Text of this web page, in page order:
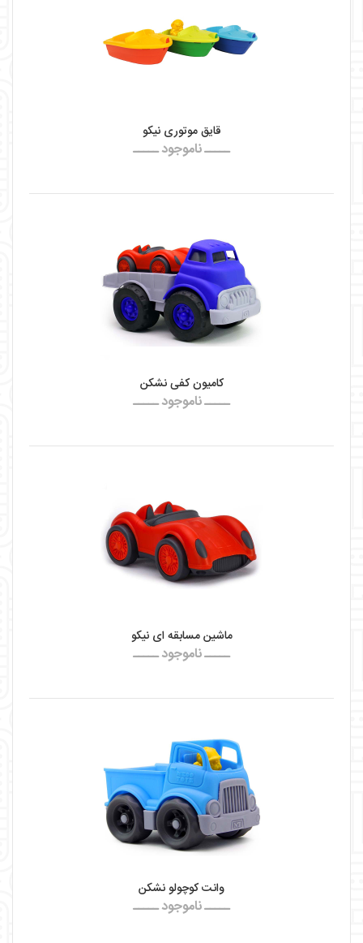
قایق موتوری نیکو
ـــــ ناموجود ـــــ
کامیون کفی نشکن
ـــــ ناموجود ـــــ
ماشین مسابقه ای نیکو
ـــــ ناموجود ـــــ
وانت کوچولو نشکن
ـــــ ناموجود ـــــ